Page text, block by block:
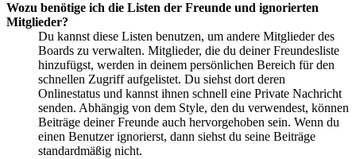
Wozu benötige ich die Listen der Freunde und ignorierten
Mitglieder?
Du kannst diese Listen benutzen, um andere Mitglieder des
Boards zu verwalten. Mitglieder, die du deiner Freundesliste
hinzufügst, werden in deinem persönlichen Bereich für den
schnellen Zugriff aufgelistet. Du siehst dort deren
Onlinestatus und kannst ihnen schnell eine Private Nachricht
senden. Abhängig von dem Style, den du verwendest, können
Beiträge deiner Freunde auch hervorgehoben sein. Wenn du
einen Benutzer ignorierst, dann siehst du seine Beiträge
standardmäßig nicht.